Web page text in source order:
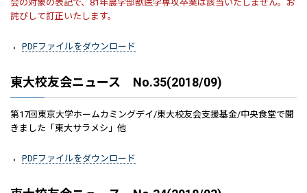
会の対象の表記で、81年農学部獣医学専攻卒業は該当いたしません。お
詫びして訂正いたします。
PDFファイルをダウンロード
東大校友会ニュース No.35(2018/09)
第17回東京大学ホームカミングデイ/東大校友会支援基金/中央食堂で聞
きました「東大サラメシ」他
PDFファイルをダウンロード